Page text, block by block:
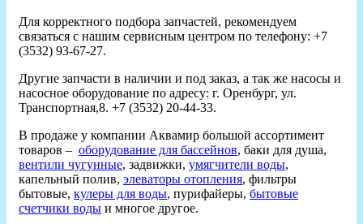
Для корректного подбора запчастей, рекомендуем
связаться с нашим сервисным центром по телефону: +7
(3532) 93-67-27.
Другие запчасти в наличии и под заказ, а так же насосы и
насосное оборудование по адресу: г. Оренбург, ул.
Транспортная,8. +7 (3532) 20-44-33.
В продаже у компании Аквамир большой ассортимент
товаров – оборудование для бассейнов, баки для душа,
вентили чугунные, задвижки, умягчители воды,
капельный полив, элеваторы отопления, фильтры
бытовые, кулеры для воды, пурифайеры, бытовые
счетчики воды и многое другое.